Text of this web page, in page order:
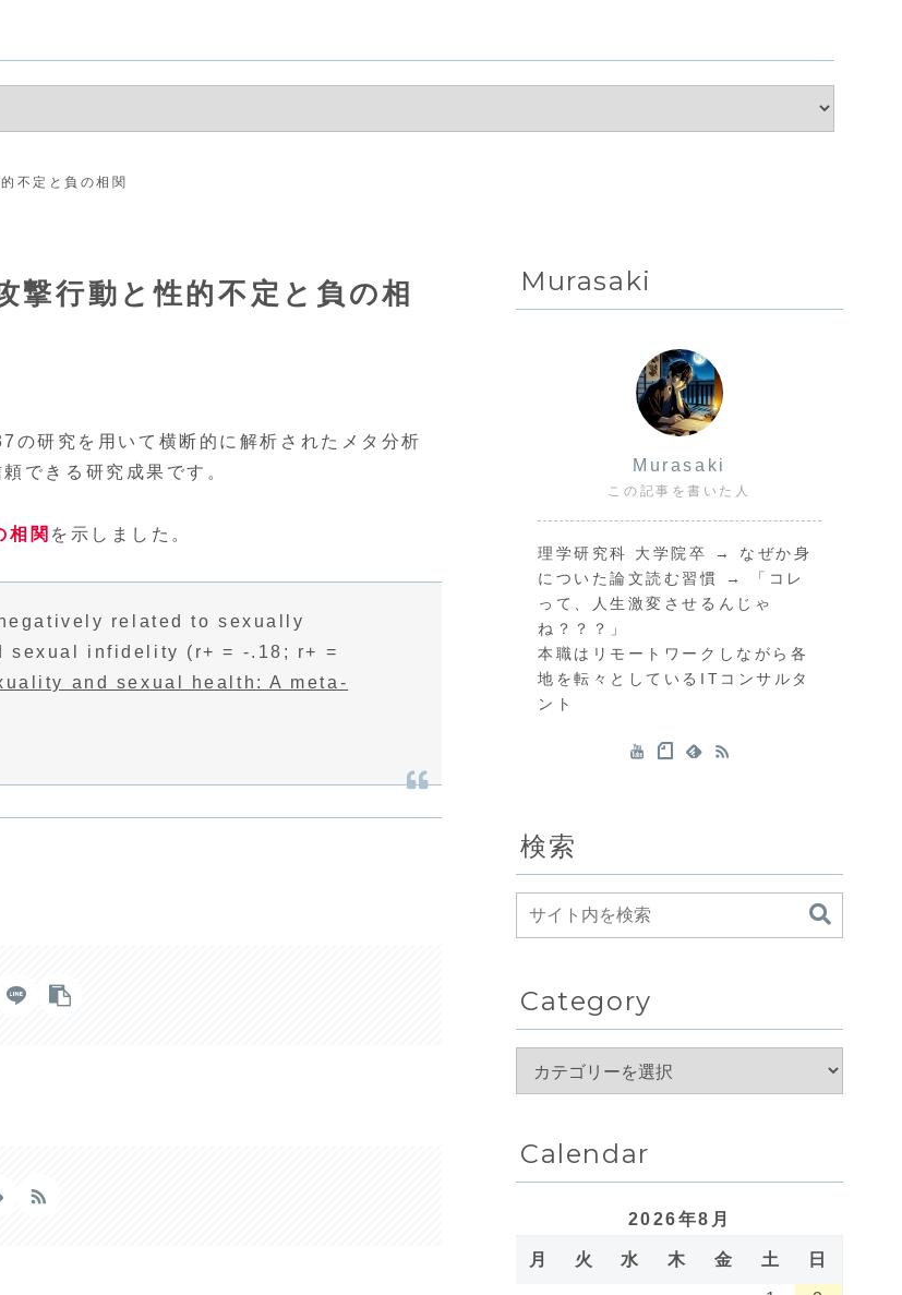
不定と負の相関
撃行動と性的不定と負の相
研究を用いて横断的に解析されたメタ分析
できる研究成果です。
相関 を示しました。
related to sexually
sexual infidelity (r+ = -.18; r+ =
and sexual health: A meta-
Murasaki
Murasaki
この記事を書いた人
理学研究科 大学院卒 → なぜか身
についた論文読む習慣 → 「コレ
って、人生激変させるんじゃ
ね？？？」
本職はリモートワークしながら各
地を転々としているITコンサルタ
ント
検索
Category
Calendar
2026年8月
月 火 水 木 金 土 日